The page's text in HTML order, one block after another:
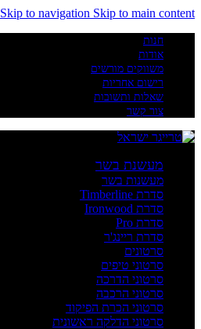
Skip to navigation Skip to main content
חנות
אודות
משווקים מורשים
רישום אחריות
שאלות ותשובות
צור קשר
מעשנת בשר
מעשנות בשר
סדרת Timberline
סדרת Ironwood
סדרת Pro
סדרת ריינג'ר
סרטונים
סרטוני טיפים
סרטוני הדרכה
סרטוני הרכבה
סרטוני הכרת הפיקוד
סרטוני הדלקה ראשונית